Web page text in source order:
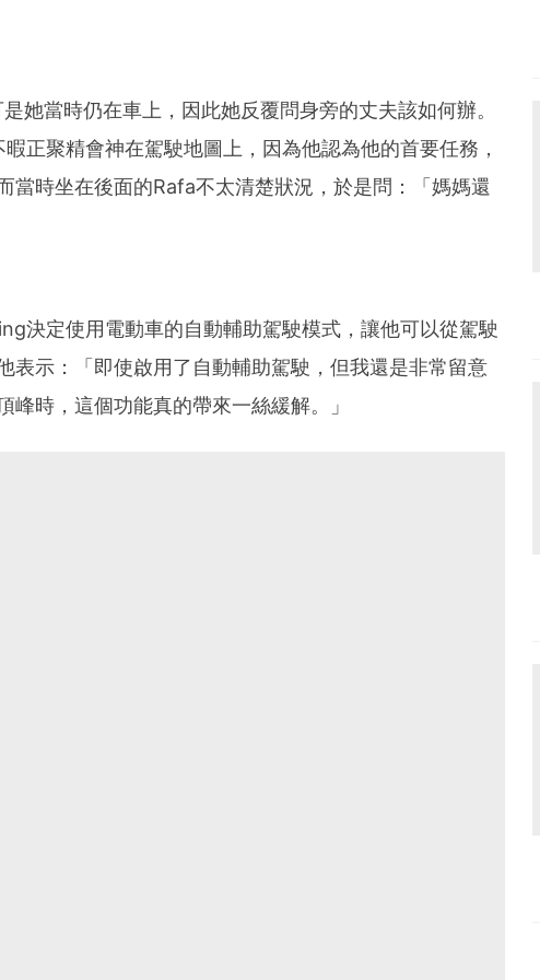
她當時仍在車上，因此她反覆問身旁的丈夫該如何辦。
正聚精會神在駕駛地圖上，因為他認為他的首要任務，
當時坐在後面的Rafa不太清楚狀況，於是問：「媽媽還
決定使用電動車的自動輔助駕駛模式，讓他可以從駕駛
表示：「即使啟用了自動輔助駕駛，但我還是非常留意
峰時，這個功能真的帶來一絲緩解。」